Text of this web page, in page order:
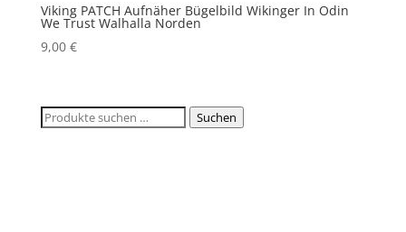
Viking PATCH Aufnäher Bügelbild Wikinger In Odin
We Trust Walhalla Norden
9,00 €
Suchen
Suchen